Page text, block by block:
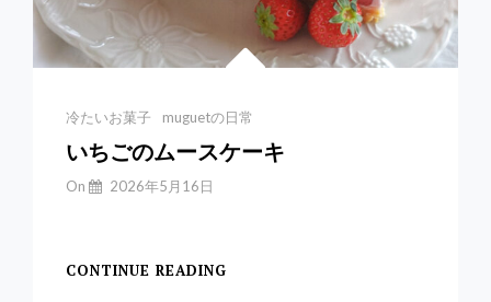
Categories
冷たいお菓子 muguetの日常
いちごのムースケーキ
By
On 2026年5月16日
CONTINUE READING